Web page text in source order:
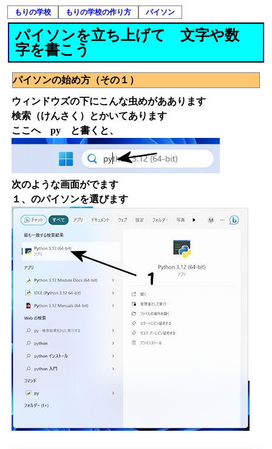
もりの学校 もりの学校の作り方 パイソン
パイソンを立ち上げて 文字や数
字を書こう
パイソンの始め方（その１）
ウィンドウズの下にこんな虫めがああります
検索（けんさく）とかいてあります
ここへ py と書くと、
次のような画面がでます
１、のパイソンを選びます